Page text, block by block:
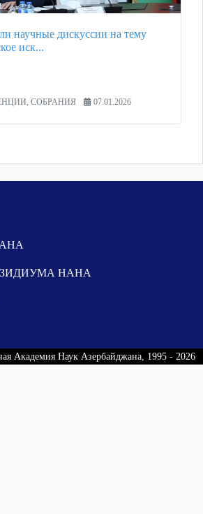
дискуссии на тему
иск...
СОБРАНИЯ 07.01.2026
НАНА
Академия Наук Азербайджана, 1995 - 2026